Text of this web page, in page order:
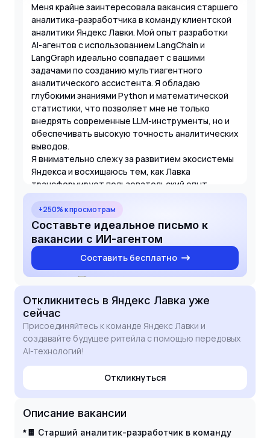
Меня крайне заинтересовала вакансия старшего
аналитика-разработчика в команду клиентской
аналитики Яндекс Лавки. Мой опыт разработки
AI-агентов с использованием LangChain и
LangGraph идеально совпадает с вашими
задачами по созданию мультиагентного
аналитического ассистента. Я обладаю
глубокими знаниями Python и математической
статистики, что позволяет мне не только
внедрять современные LLM-инструменты, но и
обеспечивать высокую точность аналитических
выводов.
Я внимательно слежу за развитием экосистемы
Яндекса и восхищаюсь тем, как Лавка
трансформирует пользовательский опыт.
Уверен, что мои навыки в автоматизации
бизнес-процессов и опыт работы с Claude,
ChatGPT и Gemini помогут вашей команде
вывести внутренние аналитические
инструменты на новый уровень. Буду рад
обсудить, как мой технический бэкграунд
поможет в реализации амбициозных AI-проектов
+250% к просмотрам
Составьте идеальное письмо к
вакансии с ИИ-агентом
Составить бесплатно
Откликнитесь в Яндекс Лавка уже
сейчас
Присоединяйтесь к команде Яндекс Лавки и
создавайте будущее ритейла с помощью передовых
AI-технологий!
Откликнуться
Описание вакансии
*🍫 Старший аналитик-разработчик в команду